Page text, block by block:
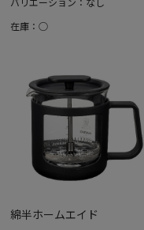
在庫：○
綿半ホームエイド